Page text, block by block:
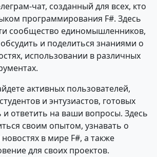
чат, созданный для всех, кто
программирования F#. Здесь
сообщество единомышленников,
и поделиться знаниями о
использовании в различных
активных пользователей,
и энтузиастов, готовых
ответить на ваши вопросы. Здесь
своим опытом, узнавать о
в мире F#, а также
для своих проектов.